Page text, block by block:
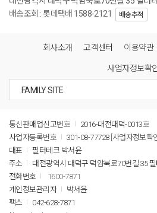
배송조회 : 롯데택배 1588-2121
배송추적
회사소개 고객센터 이용약관
사업자정보확
통신판매업신고번호
2016-대전대덕-0013호
사업자등록번호
301-08-77728 [사업자정보확
대표
필터테크 박서윤
주소
대전광역시 대덕구 덕암북로70번길 35
전화번호
1600-7871
개인정보관리자
박서윤
팩스
042-628-7871